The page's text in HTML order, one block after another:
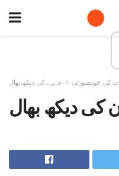
کی خوبصورتی چہرے کی دیکھ بھال
کی دیکھ بھال